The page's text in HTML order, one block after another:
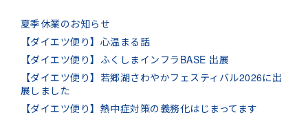
夏季休業のお知らせ
【ダイエツ便り】心温まる話
【ダイエツ便り】ふくしまインフラBASE 出展
【ダイエツ便り】若郷湖さわやかフェスティバル2026に出
展しました
【ダイエツ便り】熱中症対策の義務化はじまってます